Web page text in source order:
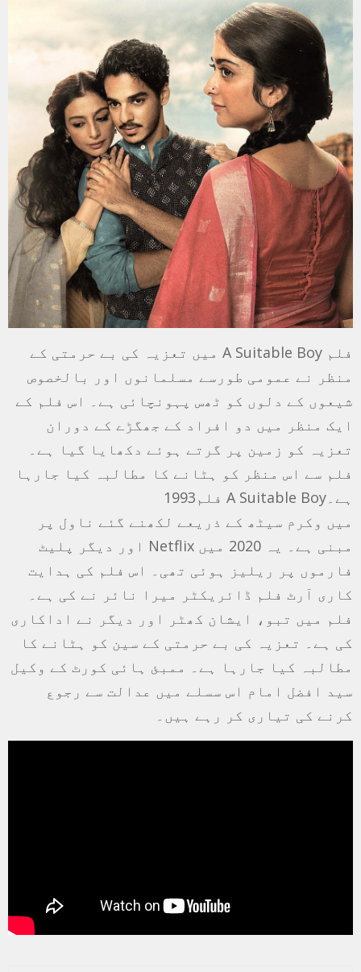
فلم A Suitable Boy میں تعزیہ کی بے حرمتی کے
منظر نے عمومی طورسے مسلمانوں اور بالخصوص
شیعوں کے دلوں کو ٹھس پہونچائی ہے۔ اس فلم کے
ایک منظر میں دو افراد کے جھگڑے کے دوران
تعزیہ کو زمین پر گرتے ہوئے دکھایا گیا ہے۔
فلم سے اس منظر کو ہٹانے کا مطالبہ کیا جارہا
ہے۔A Suitable Boy فلم1993
میں وکرم سیٹھ کے ذریعے لکھنے گئے ناول پر
مبنی ہے۔ یہ 2020 میں Netflix اور دیگر پلیٹ
فارموں پر ریلیز ہوئی تھی۔ اس فلم کی ہدایت
کاری آرٹ فلم ڈائریکٹر میرا نائر نے کی ہے۔
فلم میں تبو، ایشان کھٹر اور دیگر نے اداکاری
کی ہے۔ تعزیہ کی بے حرمتی کے سین کو ہٹانے کا
مطالبہ کیا جارہا ہے۔ ممبئ ہائی کورٹ کے وکیل
سید افضل امام اس سسلے میں عدالت سے رجوع
کرنے کی تیاری کر رہے ہیں۔